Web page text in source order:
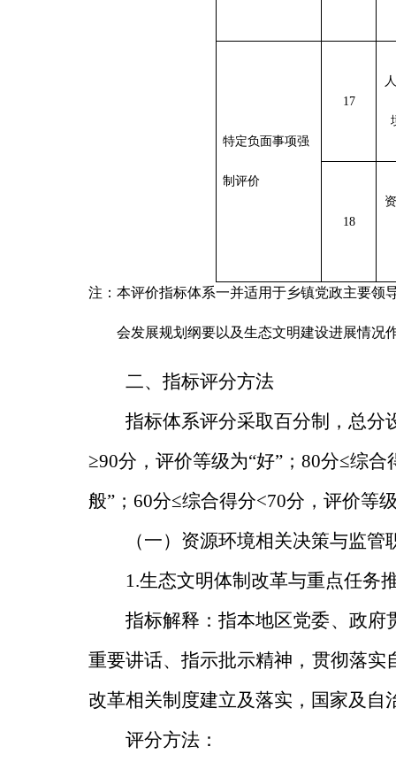
特定负面事项强
制评价
17
18
注：本评价指标体系一并适用于乡镇党政主要领
会发展规划纲要以及生态文明建设进展情况
二、指标评分方法
指标体系评分采取百分制，总分
≥90分，评价等级为“好” ； 80分≤综合
般” ； 60分≤综合得分<70分，评价等
（一）资源环境相关决策与监管
1.生态文明体制改革与重点任务
指标解释：指本地区党委、 政府
重要讲话、指示批示精神，贯彻落实
改革相关制度建立及落实，国家及
评分方法：